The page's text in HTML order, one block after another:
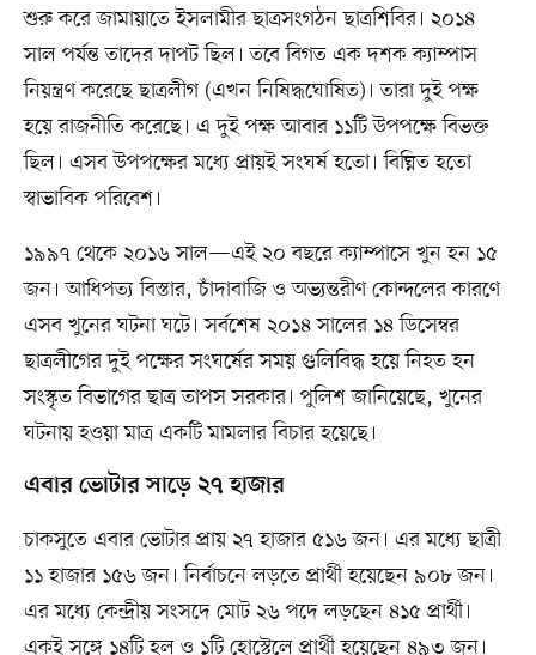
শুরু করে জামায়াতে ইসলামীর ছাত্রসংগঠন ছাত্রশিবির। ২০১৪
সাল পর্যন্ত তাদের দাপট ছিল। তবে বিগত এক দশক ক্যাম্পাস
নিয়ন্ত্রণ করেছে ছাত্রলীগ (এখন নিষিদ্ধঘোষিত)। তারা দুই পক্ষ
হয়ে রাজনীতি করেছে। এ দুই পক্ষ আবার ১১টি উপপক্ষে বিভক্ত
ছিল। এসব উপপক্ষের মধ্যে প্রায়ই সংঘর্ষ হতো। বিঘ্নিত হতো
স্বাভাবিক পরিবেশ।
১৯৯৭ থেকে ২০১৬ সাল—এই ২০ বছরে ক্যাম্পাসে খুন হন ১৫
জন। আধিপত্য বিস্তার, চাঁদাবাজি ও অভ্যন্তরীণ কোন্দলের কারণে
এসব খুনের ঘটনা ঘটে। সর্বশেষ ২০১৪ সালের ১৪ ডিসেম্বর
ছাত্রলীগের দুই পক্ষের সংঘর্ষের সময় গুলিবিদ্ধ হয়ে নিহত হন
সংস্কৃত বিভাগের ছাত্র তাপস সরকার। পুলিশ জানিয়েছে, খুনের
ঘটনায় হওয়া মাত্র একটি মামলার বিচার হয়েছে।
এবার ভোটার সাড়ে ২৭ হাজার
চাকসুতে এবার ভোটার প্রায় ২৭ হাজার ৫১৬ জন। এর মধ্যে ছাত্রী
১১ হাজার ১৫৬ জন। নির্বাচনে লড়তে প্রার্থী হয়েছেন ৯০৮ জন।
এর মধ্যে কেন্দ্রীয় সংসদে মোট ২৬ পদে লড়ছেন ৪১৫ প্রার্থী।
একই সঙ্গে ১৪টি হল ও ১টি হোস্টেলে প্রার্থী হয়েছেন ৪৯৩ জন।